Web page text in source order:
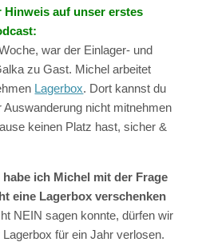
Hinweis auf unser erstes
war der Einlager- und
zu Gast. Michel arbeitet
Lagerbox. Dort kannst du
Auswanderung nicht mitnehmen
keinen Platz hast, sicher &
ich Michel mit der Frage
eine Lagerbox verschenken
NEIN sagen konnte, dürfen wir
für ein Jahr verlosen.